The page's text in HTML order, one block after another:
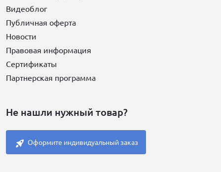
Видеоблог
Публичная оферта
Новости
Правовая информация
Сертификаты
Партнерская программа
Не нашли нужный товар?
Оформите индивидуальный заказ